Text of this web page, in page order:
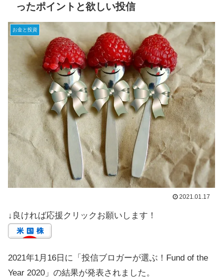
ったポイントと欲しい投信
お金と投資
2021.01.17
↓良ければ応援クリックお願いします！
2021年1月16日に「投信ブロガーが選ぶ！Fund of the
Year 2020」の結果が発表されました。